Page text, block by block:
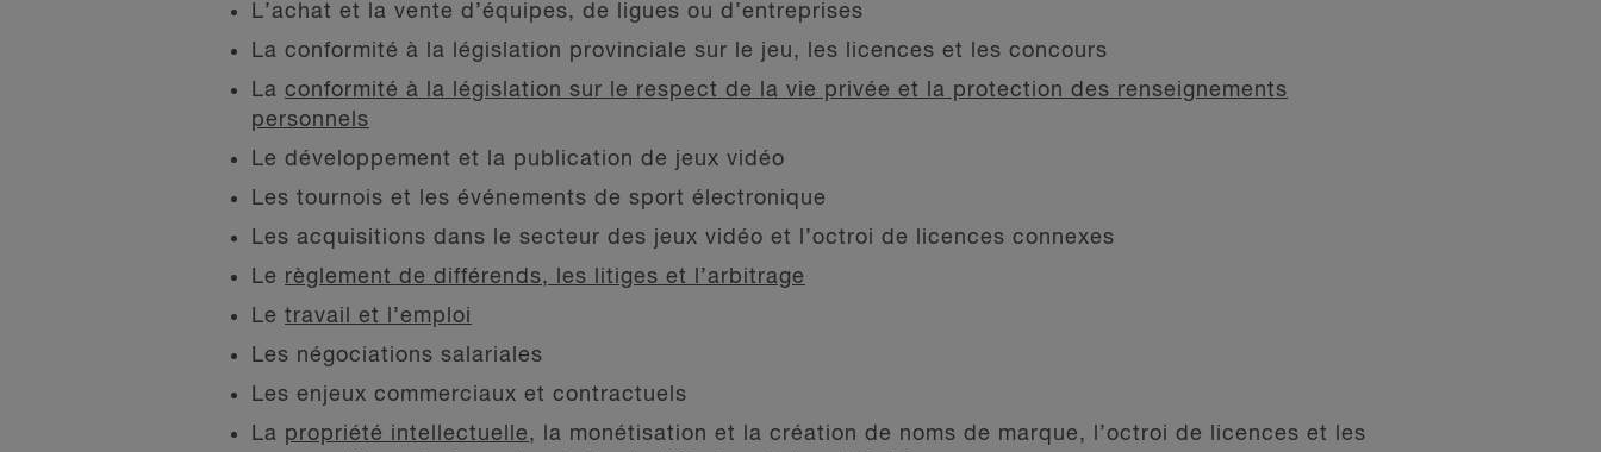
L’achat et la vente d’équipes, de ligues ou d’entreprises
La conformité à la législation provinciale sur le jeu, les licences et les concours
La conformité à la législation sur le respect de la vie privée et la protection des renseignements
personnels
Le développement et la publication de jeux vidéo
Les tournois et les événements de sport électronique
Les acquisitions dans le secteur des jeux vidéo et l’octroi de licences connexes
Le règlement de différends, les litiges et l’arbitrage
Le travail et l’emploi
Les négociations salariales
Les enjeux commerciaux et contractuels
La propriété intellectuelle, la monétisation et la création de noms de marque, l’octroi de licences et les